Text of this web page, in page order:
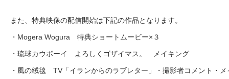
また、特典映像の配信開始は下記の作品となります。
・Mogera Wogura 特典ショートムービー×３
・琉球カウボーイ よろしくゴザイマス。 メイキング
・風の絨毯 TV「イランからのラブレター」・撮影者コメント・メ